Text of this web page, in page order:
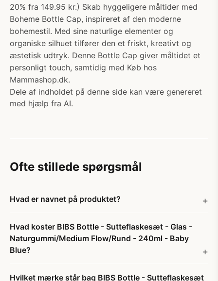
20% fra 149.95 kr.) Skab hyggeligere måltider med
Boheme Bottle Cap, inspireret af den moderne
bohemestil. Med sine naturlige elementer og
organiske silhuet tilfører den et friskt, kreativt og
æstetisk udtryk. Denne Bottle Cap giver måltidet et
personligt touch, samtidig med Køb hos
Mammashop.dk.
Dele af indholdet på denne side kan være genereret
med hjælp fra AI.
Ofte stillede spørgsmål
Hvad er navnet på produktet?
Hvad koster BIBS Bottle - Sutteflaskesæt - Glas -
Naturgummi/Medium Flow/Rund - 240ml - Baby
Blue?
Hvilket mærke står bag BIBS Bottle - Sutteflaskesæt